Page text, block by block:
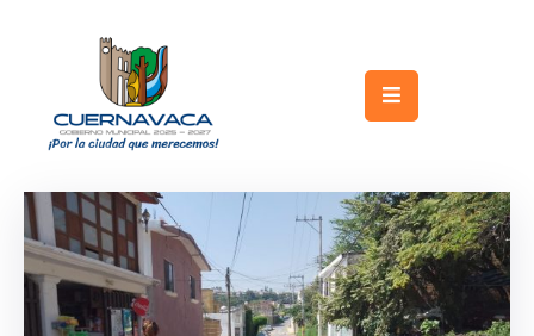
Gobierno
Turismo
Trámites
Servicios